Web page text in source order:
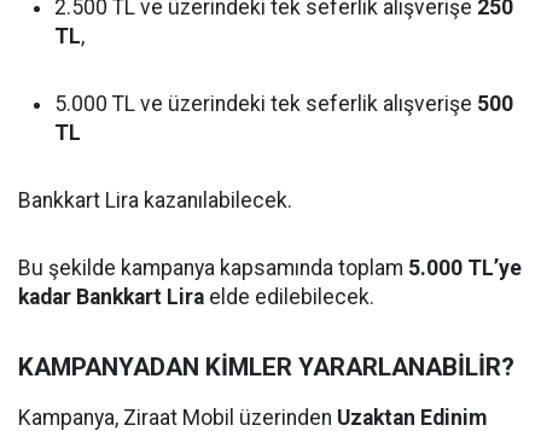
2.500 TL ve üzerindeki tek seferlik alışverişe 250
TL,
5.000 TL ve üzerindeki tek seferlik alışverişe 500
TL
Bankkart Lira kazanılabilecek.
Bu şekilde kampanya kapsamında toplam 5.000 TL’ye
kadar Bankkart Lira elde edilebilecek.
KAMPANYADAN KİMLER YARARLANABİLİR?
Kampanya, Ziraat Mobil üzerinden Uzaktan Edinim